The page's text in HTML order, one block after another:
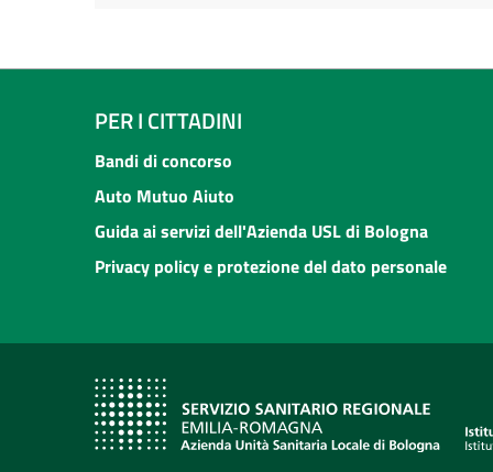
PER I CITTADINI
Bandi di concorso
Auto Mutuo Aiuto
Guida ai servizi dell'Azienda USL di Bologna
Privacy policy e protezione del dato personale